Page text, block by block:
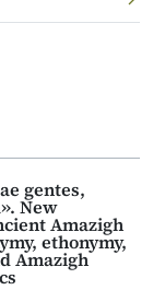
gentes,
New
Amazigh
ethonymy,
Amazigh